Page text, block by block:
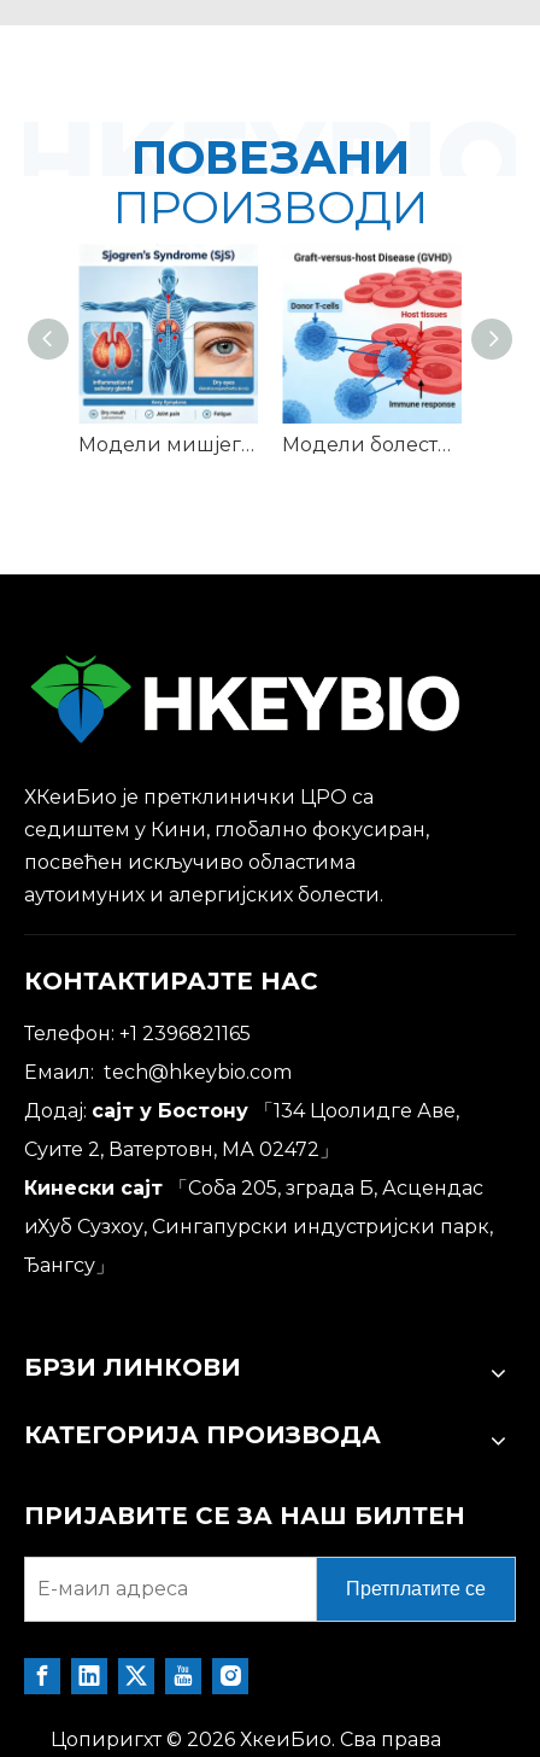
ПОВЕЗАНИ
ПРОИЗВОДИ
Модели мишјег Сјогреновог синдрома (СјС). Модели болести пресађивања миша против домаћина (ГВХД).
ХКеиБио је претклинички ЦРО са
седиштем у Кини, глобално фокусиран,
посвећен искључиво областима
аутоимуних и алергијских болести.
КОНТАКТИРАЈТЕ НАС
Телефон: +1 2396821165
Емаил: tech@hkeybio.com
Додај: сајт у Бостону
「134 Цоолидге Аве,
Суите 2, Ватертовн, МА 02472」
Кинески сајт
「Соба 205, зграда Б, Асцендас
иХуб Сузхоу, Сингапурски индустријски парк,
Ђангсу」
БРЗИ ЛИНКОВИ
КАТЕГОРИЈА ПРОИЗВОДА
ПРИЈАВИТЕ СЕ ЗА НАШ БИЛТЕН
Претплатите се
Цопиригхт © 2026 ХкеиБио. Сва права